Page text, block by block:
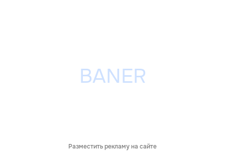
Разместить рекламу на сайте